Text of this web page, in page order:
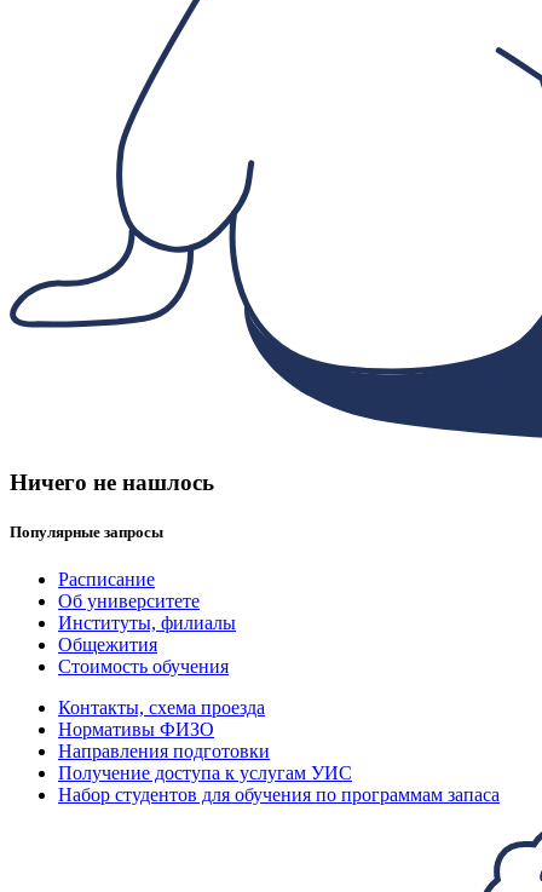
Ничего не нашлось
Популярные запросы
Расписание
Об университете
Институты, филиалы
Общежития
Стоимость обучения
Контакты, схема проезда
Нормативы ФИЗО
Направления подготовки
Получение доступа к услугам УИС
Набор студентов для обучения по программам запаса